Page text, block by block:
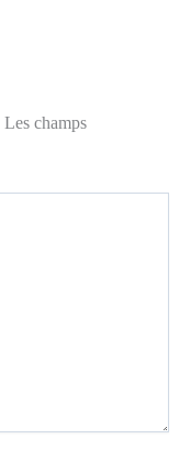
Les champs